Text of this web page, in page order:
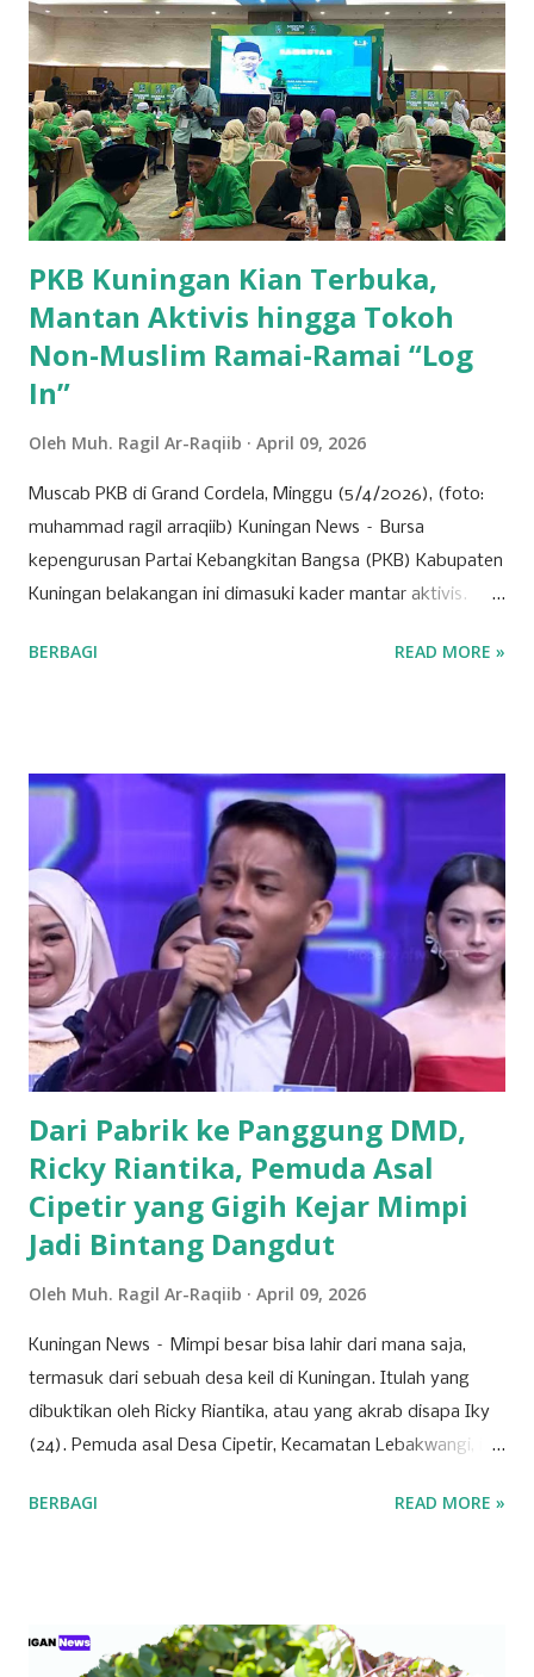
untuk turut serta dalam forum strategis ini. RUPST menjadi
wadah penting dalam proses pengambilan keputusan yang
berdampak langsung pada arah dan pertumbuhan
perusahaan ke depan. Tujuh agenda utama telah disusun
untuk dibahas dan diputuskan dalam RUPST kali ini.
Agenda-agenda tersebut disusun berdasarkan peraturan
perundang-undangan, usulan pemegang saham utama,
serta kepentingan strategis korporasi dalam men...
PKB Kuningan Kian Terbuka,
Mantan Aktivis hingga Tokoh
Non-Muslim Ramai-Ramai “Log
In”
Oleh Muh. Ragil Ar-Raqiib April 09, 2026
Muscab PKB di Grand Cordela, Minggu (5/4/2026), (foto:
muhammad ragil arraqiib) Kuningan News – Bursa
kepengurusan Partai Kebangkitan Bangsa (PKB) Kabupaten
Kuningan belakangan ini dimasuki kader mantar aktivis.
semakin menunjukkan wajah barunya sebagai partai yang
tersebut. Drs. H. Ujang Kosasih, Ketua PKB Kuningan,
menyebut PKB saat ini adalah wadah bagi seluruh warga
negara tanpa melihat latar belakang organisasi maupun
agama. Fenomena menarik perhatian adalah bergabungnya
sejumlah nama besar dari kalangan aktivis muda, seperti
Sadam Husain. Ada anak muda dari kalangan
Muhammadiyah, NU, hingga mantan aktivis dari organisasi
mahasiswa seperti, PMII dan GMNI yang ikut merapat.
“Alhamdulillah di Muscab kali ini dalam rangka menyusun
struktur DPC ke depan 202...
BERBAGI READ MORE »
Dari Pabrik ke Panggung DMD,
Ricky Riantika, Pemuda Asal
Cipetir yang Gigih Kejar Mimpi
Jadi Bintang Dangdut
Oleh Muh. Ragil Ar-Raqiib April 09, 2026
Kuningan News – Mimpi besar bisa lahir dari mana saja,
termasuk dari sebuah desa keil di Kuningan. Itulah yang
dibuktikan oleh Ricky Riantika, atau yang akrab disapa Iky
(24). Pemuda asal Desa Cipetir, Kecamatan Lebakwangi, ini
ketatnya persaingan di dunia hiburan nasional. Nama Iky
28 Maret 2026 lalu, Ikyy memberanikan diri untuk tampil
BERBAGI READ MORE »